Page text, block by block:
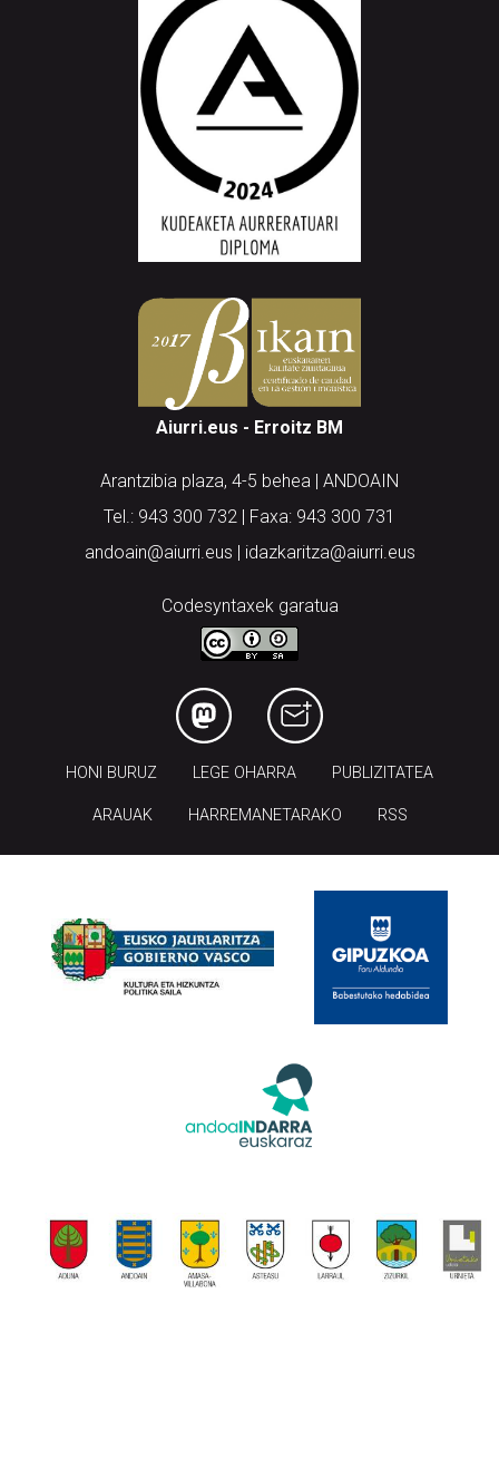
Aiurri.eus - Erroitz BM
Arantzibia plaza, 4-5 behea | ANDOAIN
Tel.: 943 300 732 | Faxa: 943 300 731
andoain@aiurri.eus | idazkaritza@aiurri.eus
Codesyntaxek garatua
HONI BURUZ LEGE OHARRA PUBLIZITATEA
ARAUAK HARREMANETARAKO RSS